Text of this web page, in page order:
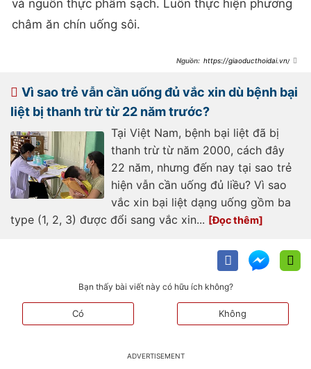
và nguồn thực phẩm sạch. Luôn thực hiện phương
châm ăn chín uống sôi.
https://giaoducthoidai.vn/ph
Vì sao trẻ vẫn cần uống đủ vắc xin dù bệnh bại
liệt bị thanh trừ từ 22 năm trước?
Tại Việt Nam, bệnh bại liệt đã bị
thanh trừ từ năm 2000, cách đây
22 năm, nhưng đến nay tại sao trẻ
hiện vẫn cần uống đủ liều? Vì sao
vắc xin bại liệt dạng uống gồm ba
type (1, 2, 3) được đổi sang vắc xin...
Bạn thấy bài viết này có hữu ích không?
Có Không